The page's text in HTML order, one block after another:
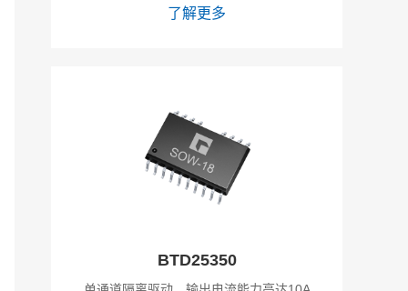
了解更多
BTD25350